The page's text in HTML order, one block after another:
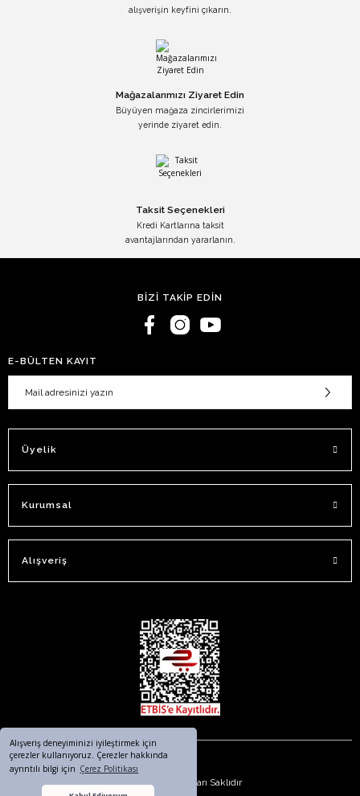
Alışveriş deneyiminizi iyileştirmek için
çerezler kullanıyoruz. Çerezler hakkında
ayrıntılı bilgi için Çerez Politikası
alışverişin keyfini çıkarın.
Mağazalarımızı Ziyaret Edin
Büyüyen mağaza zincirlerimizi
yerinde ziyaret edin.
Taksit Seçenekleri
Kredi Kartlarına taksit
avantajlarından yararlanın.
BİZİ TAKİP EDİN
E-BÜLTEN KAYIT
Üyelik
Kurumsal
Alışveriş
© 2023. Tüm Hakları Saklıdır